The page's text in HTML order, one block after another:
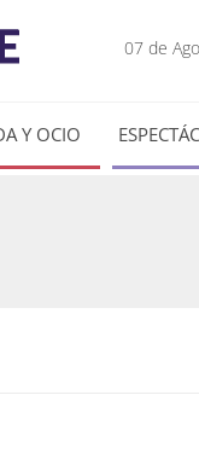
07 de
Y OCIO